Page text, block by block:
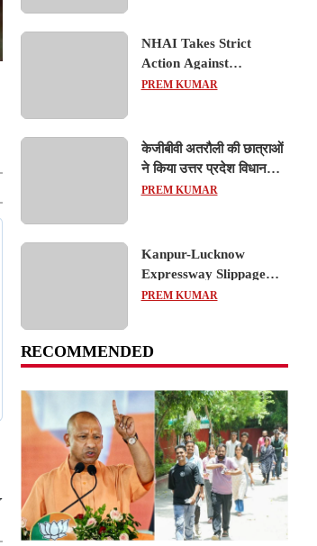
NHAI Takes Strict
Action Against
Concessionaire,
Expressway Issues
PREM KUMAR
केजीबीवी अतरौली की छात्राओं
ने किया उत्तर प्रदेश विधानसभा
का शैक्षिक भ्रमण, लोकतांत्रिक
PREM KUMAR
Kanpur-Lucknow
Expressway Slippage
Action: कानपुर-लखनऊ
और कंपनियों पर गिरी गाज,
PREM KUMAR
RECOMMENDED